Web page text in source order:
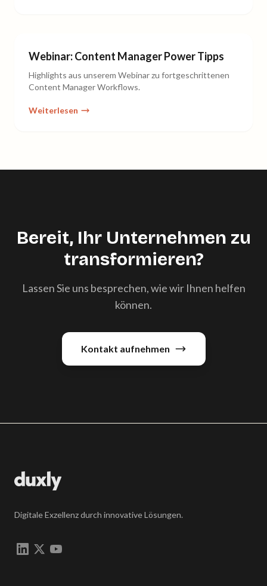
Webinar: Content Manager Power Tipps
Highlights aus unserem Webinar zu fortgeschrittenen
Content Manager Workflows.
Weiterlesen
Bereit, Ihr Unternehmen zu
transformieren?
Lassen Sie uns besprechen, wie wir Ihnen helfen
können.
Kontakt aufnehmen
Digitale Exzellenz durch innovative Lösungen.